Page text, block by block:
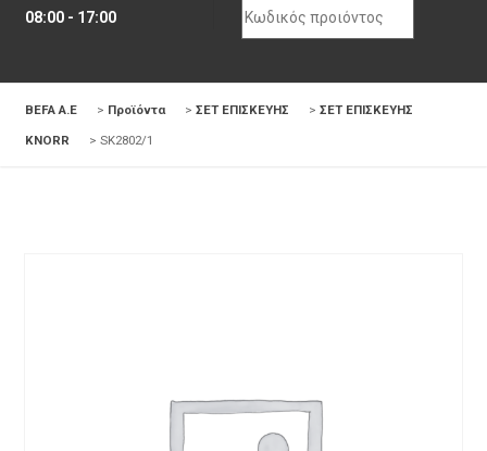
08:00 - 17:00
Search
for:
BEFA Α.Ε > Προϊόντα > ΣΕΤ ΕΠΙΣΚΕΥΗΣ > ΣΕΤ ΕΠΙΣΚΕΥΗΣ
KNORR
> SK2802/1